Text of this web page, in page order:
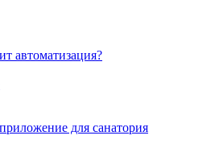
автоматизация?
для санатория